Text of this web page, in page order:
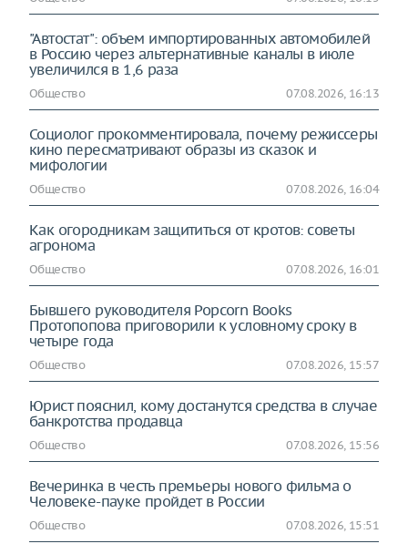
"Автостат": объем импортированных автомобилей
в Россию через альтернативные каналы в июле
увеличился в 1,6 раза
Общество 07.08.2026, 16:13
Социолог прокомментировала, почему режиссеры
кино пересматривают образы из сказок и
мифологии
Общество 07.08.2026, 16:04
Как огородникам защититься от кротов: советы
агронома
Общество 07.08.2026, 16:01
Бывшего руководителя Popcorn Books
Протопопова приговорили к условному сроку в
четыре года
Общество 07.08.2026, 15:57
Юрист пояснил, кому достанутся средства в случае
банкротства продавца
Общество 07.08.2026, 15:56
Вечеринка в честь премьеры нового фильма о
Человеке-пауке пройдет в России
Общество 07.08.2026, 15:51